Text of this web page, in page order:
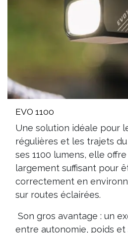
EVO 1100
Une solution idéale pour
régulières et les trajets
ses 1100 lumens, elle
largement suffisant pour
correctement en
sur routes éclairées.
Son gros avantage : un
entre autonomie, poids et